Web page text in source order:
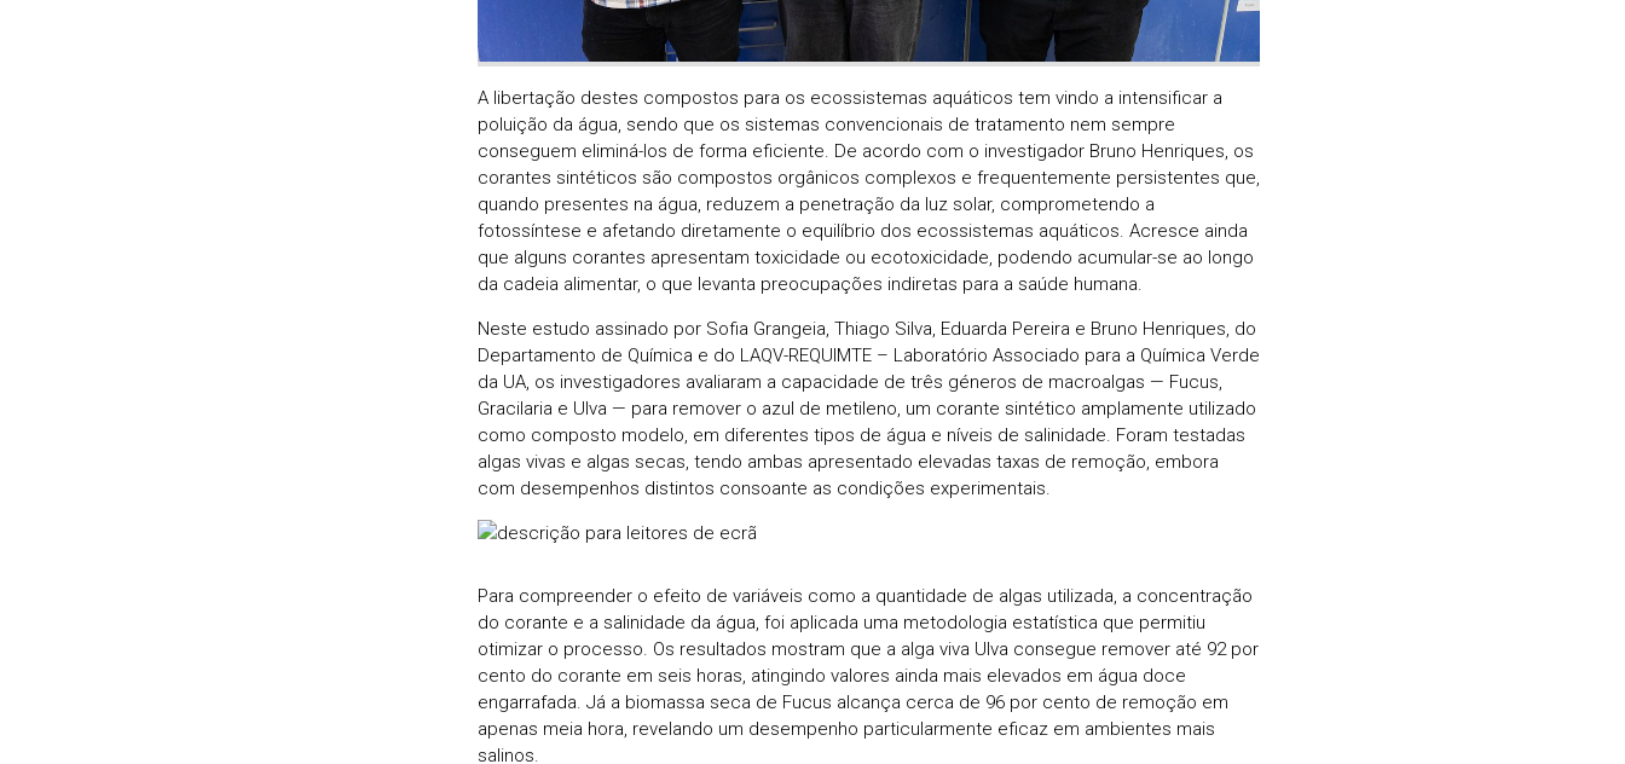
A libertação destes compostos para os ecossistemas aquáticos tem vindo a intensificar a
poluição da água, sendo que os sistemas convencionais de tratamento nem sempre
conseguem eliminá-los de forma eficiente. De acordo com o investigador Bruno Henriques, os
corantes sintéticos são compostos orgânicos complexos e frequentemente persistentes que,
quando presentes na água, reduzem a penetração da luz solar, comprometendo a
fotossíntese e afetando diretamente o equilíbrio dos ecossistemas aquáticos. Acresce ainda
que alguns corantes apresentam toxicidade ou ecotoxicidade, podendo acumular-se ao longo
da cadeia alimentar, o que levanta preocupações indiretas para a saúde humana.
Neste estudo assinado por Sofia Grangeia, Thiago Silva, Eduarda Pereira e Bruno Henriques, do
Departamento de Química e do LAQV-REQUIMTE – Laboratório Associado para a Química Verde
da UA, os investigadores avaliaram a capacidade de três géneros de macroalgas — Fucus,
Gracilaria e Ulva — para remover o azul de metileno, um corante sintético amplamente utilizado
como composto modelo, em diferentes tipos de água e níveis de salinidade. Foram testadas
algas vivas e algas secas, tendo ambas apresentado elevadas taxas de remoção, embora
com desempenhos distintos consoante as condições experimentais.
Para compreender o efeito de variáveis como a quantidade de algas utilizada, a concentração
do corante e a salinidade da água, foi aplicada uma metodologia estatística que permitiu
otimizar o processo. Os resultados mostram que a alga viva Ulva consegue remover até 92 por
cento do corante em seis horas, atingindo valores ainda mais elevados em água doce
engarrafada. Já a biomassa seca de Fucus alcança cerca de 96 por cento de remoção em
apenas meia hora, revelando um desempenho particularmente eficaz em ambientes mais
salinos.